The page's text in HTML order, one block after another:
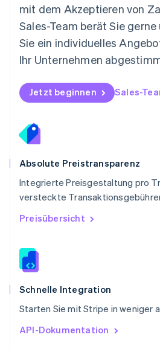
mit dem Akzeptieren von
Sales-Team berät Sie
Sie ein individuelles
Ihr Unternehmen
Jetzt beginnen Sales-
Absolute Preistransparenz
Integrierte Preisgestaltung pro
versteckte
Preisübersicht
Schnelle Integration
Starten Sie mit Stripe in weniger
API-Dokumentation
Polen
English
Portugal
Português English
Rumänien
Schweden
Svenska English
Deutsch
Singapur
English
Slowakei
Slowenien
EnglishItaliano
Sonderverwaltungsregion
Spanien
Thailand
ไทยEnglish
English
English